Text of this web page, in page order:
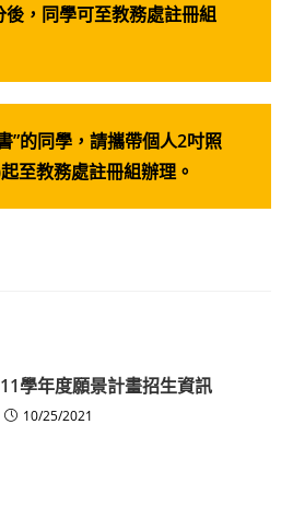
，同學可至教務處註冊組
”的同學，請攜帶個人2吋照
至教務處註冊組辦理。
學年度願景計畫招生資訊
10/25/2021